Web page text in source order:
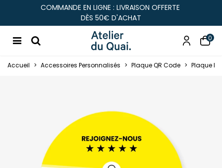
COMMANDE EN LIGNE : LIVRAISON OFFERTE
DÈS 50€ D'ACHAT
0
Accueil > Accessoires Personnalisés > Plaque QR Code > Plaque